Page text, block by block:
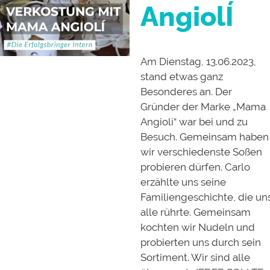
AngiolÍ
Am Dienstag, 13.06.2023,
stand etwas ganz
Besonderes an. Der
Gründer der Marke „Mama
Angiolí“ war bei und zu
Besuch. Gemeinsam haben
wir verschiedenste Soßen
probieren dürfen. Carlo
erzählte uns seine
Familiengeschichte, die
alle rührte. Gemeinsam
kochten wir Nudeln und
probierten uns durch sein
Sortiment. Wir sind alle